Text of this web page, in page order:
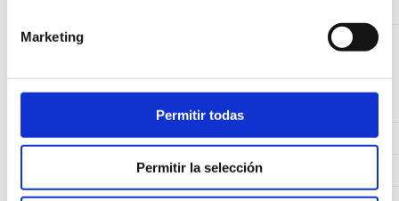
Marketing
Permitir todas
Permitir la selección
Twitter, etc)
….